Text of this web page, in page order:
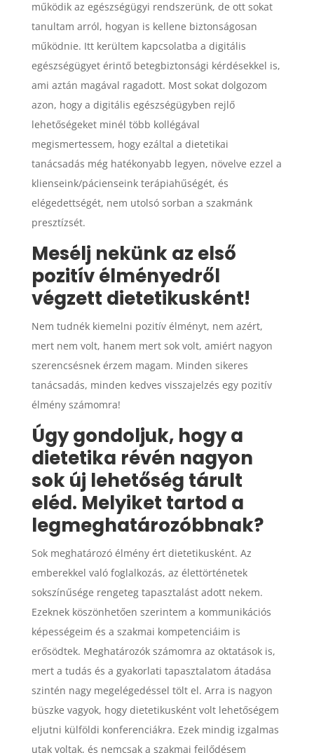
működik az egészségügyi rendszerünk, de ott sokat
tanultam arról, hogyan is kellene biztonságosan
működnie. Itt kerültem kapcsolatba a digitális
egészségügyet érintő betegbiztonsági kérdésekkel is,
ami aztán magával ragadott. Most sokat dolgozom
azon, hogy a digitális egészségügyben rejlő
lehetőségeket minél több kollégával
megismertessem, hogy ezáltal a dietetikai
tanácsadás még hatékonyabb legyen, növelve ezzel a
klienseink/pácienseink terápiahűségét, és
elégedettségét, nem utolsó sorban a szakmánk
presztízsét.
Mesélj nekünk az első
pozitív élményedről
végzett dietetikusként!
Nem tudnék kiemelni pozitív élményt, nem azért,
mert nem volt, hanem mert sok volt, amiért nagyon
szerencsésnek érzem magam. Minden sikeres
tanácsadás, minden kedves visszajelzés egy pozitív
élmény számomra!
Úgy gondoljuk, hogy a
dietetika révén nagyon
sok új lehetőség tárult
eléd. Melyiket tartod a
legmeghatározóbbnak?
Sok meghatározó élmény ért dietetikusként. Az
emberekkel való foglalkozás, az élettörténetek
sokszínűsége rengeteg tapasztalást adott nekem.
Ezeknek köszönhetően szerintem a kommunikációs
képességeim és a szakmai kompetenciáim is
erősödtek. Meghatározók számomra az oktatások is,
mert a tudás és a gyakorlati tapasztalatom átadása
szintén nagy megelégedéssel tölt el. Arra is nagyon
büszke vagyok, hogy dietetikusként volt lehetőségem
eljutni külföldi konferenciákra. Ezek mindig izgalmas
utak voltak, és nemcsak a szakmai fejlődésem